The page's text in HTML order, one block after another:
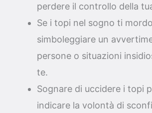
perdere il controllo della
Se i topi nel sogno ti
simboleggiare un
persone o situazioni
te.
Sognare di uccidere i topi
indicare la volontà di